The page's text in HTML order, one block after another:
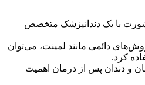
با یک دندانپزشک متخصص
دائمی مانند لمینت، می‌توان
کرد.
و دندان پس از درمان اهمیت